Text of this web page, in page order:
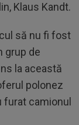
Klaus Kandt.
să nu fi fost
grup de
la această
polonez
furat camionul